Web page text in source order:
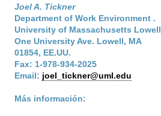
Joel A. Tickner
Department of Work Environment .
University of Massachusetts Lowell
One University Ave. Lowell, MA
01854, EE.UU.
Fax: 1-978-934-2025
Email: joel_tickner@uml.edu
Más información: